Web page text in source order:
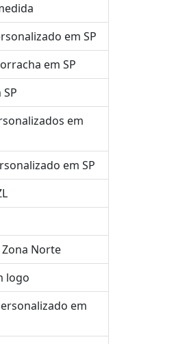
em SP
em SP
em
em SP
Norte
logo
em